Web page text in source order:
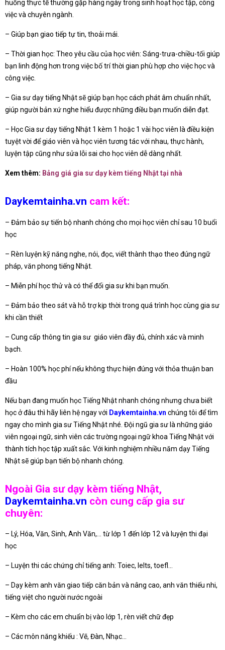
huống thực tế thường gặp hàng ngày trong sinh hoạt học tập, công
việc và chuyên ngành.
– Giúp bạn giao tiếp tự tin, thoải mái.
– Thời gian học: Theo yêu cầu của học viên: Sáng-trưa-chiều-tối giúp
bạn linh động hơn trong việc bố trí thời gian phù hợp cho việc học và
công việc.
– Gia sư dạy tiếng Nhật sẽ giúp bạn học cách phát âm chuẩn nhất,
giúp người bản xứ nghe hiểu được những điều bạn muốn diễn đạt.
– Học Gia sư dạy tiếng Nhật 1 kèm 1 hoặc 1 vài học viên là điều kiện
tuyệt vời để giáo viên và học viên tương tác với nhau, thực hành,
luyện tập cũng như sửa lỗi sai cho học viên dễ dàng nhất.
Xem thêm: Bảng giá gia sư dạy kèm tiếng Nhật tại nhà
Daykemtainha.vn cam kết:
– Đảm bảo sự tiến bộ nhanh chóng cho mọi học viên chỉ sau 10 buổi
học
– Rèn luyện kỹ năng nghe, nói, đọc, viết thành thạo theo đúng ngữ
pháp, văn phong tiếng Nhật.
– Miễn phí học thử và có thể đổi gia sư khi bạn muốn.
– Đảm bảo theo sát và hỗ trợ kịp thời trong quá trình học cùng gia sư
khi cần thiết
– Cung cấp thông tin gia sư giáo viên đầy đủ, chính xác và minh
bạch.
– Hoàn 100% học phí nếu không thực hiện đúng với thỏa thuận ban
đầu
Nếu bạn đang muốn học Tiếng Nhật nhanh chóng nhưng chưa biết
học ở đâu thì hãy liên hệ ngay với Daykemtainha.vn chúng tôi để tìm
ngay cho mình gia sư Tiếng Nhật nhé. Đội ngũ gia sư là những giáo
viên ngoại ngữ, sinh viên các trường ngoại ngữ khoa Tiếng Nhật với
thành tích học tập xuất sắc. Với kinh nghiệm nhiều năm dạy Tiếng
Nhật sẽ giúp bạn tiến bộ nhanh chóng.
Ngoài Gia sư dạy kèm tiếng Nhật,
Daykemtainha.vn còn cung cấp gia sư
chuyên:
– Lý, Hóa, Văn, Sinh, Anh Văn,… từ lớp 1 đến lớp 12 và luyện thi đại
học
– Luyện thi các chứng chỉ tiếng anh: Toiec, Ielts, toefl…
– Dạy kèm anh văn giao tiếp căn bản và nâng cao, anh văn thiếu nhi,
tiếng việt cho người nước ngoài
– Kèm cho các em chuẩn bị vào lớp 1, rèn viết chữ đẹp
– Các môn năng khiếu : Vẽ, Đàn, Nhạc…